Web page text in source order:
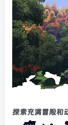
探索充满冒险和